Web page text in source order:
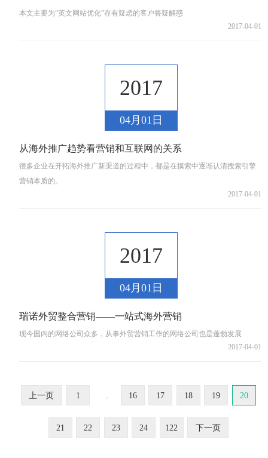
本文主要为“英文网站优化”存有疑虑的客户答疑解惑
2017-04-01
2017
04月01日
从海外推广趋势看营销和互联网的关系
很多企业在开拓海外推广新渠道的过程中，都是在摸索中逐渐认清搜索引擎
营销本质的。
2017-04-01
2017
04月01日
瑞诺外贸整合营销——一站式海外营销
现今国内的网络公司众多，从事外贸营销工作的网络公司也是蓬勃发展
2017-04-01
上一页 1 16 17 18 19 20
21 22 23 24 122 下一页